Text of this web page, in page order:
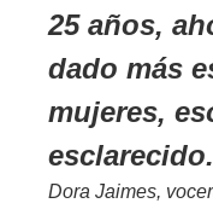
25 años,
dado más
mujeres,
esclarecido.
Dora Jaimes,